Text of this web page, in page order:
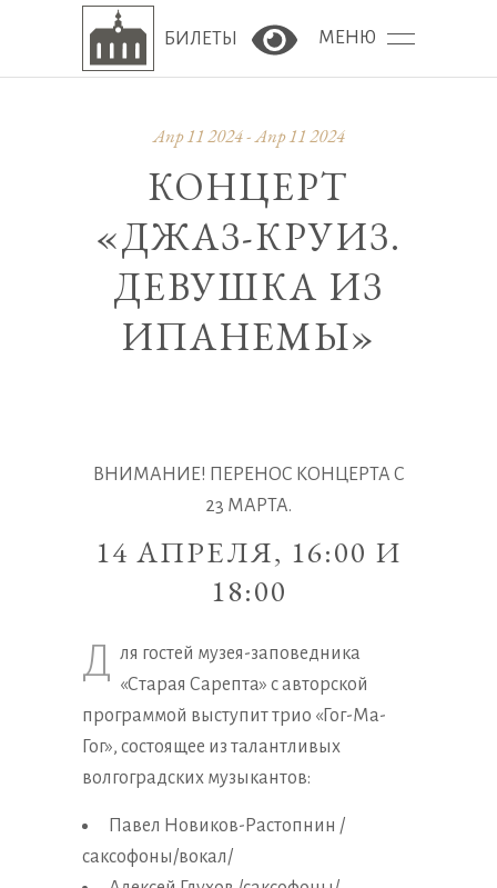
БИЛЕТЫ Версия сайта для
МЕНЮ
Апр 11 2024 - Апр 11 2024
КОНЦЕРТ
«ДЖАЗ-КРУИЗ.
ДЕВУШКА ИЗ
ИПАНЕМЫ»
ВНИМАНИЕ! ПЕРЕНОС КОНЦЕРТА С
23 МАРТА.
14 АПРЕЛЯ, 16:00 И
18:00
Д ля гостей музея-заповедника
«Старая Сарепта» с авторской
программой выступит трио «Гог-Ма-
Гог», состоящее из талантливых
волгоградских музыкантов:
Павел Новиков-Растопнин /
саксофоны/вокал/